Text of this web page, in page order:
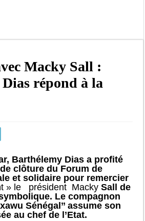
Idrissa Samb apporte son soutien aux
Cie : Ousmane Kane prédit une « cascade de
sénégalaise a présenté les contours de
Macky Sall :
répond à la
Barthélemy Dias a profité
clôture du Forum de
et solidaire pour remercier
» le président MackySall de
Le compagnon
Sénégal’’ assume son
au chef de l’Etat.